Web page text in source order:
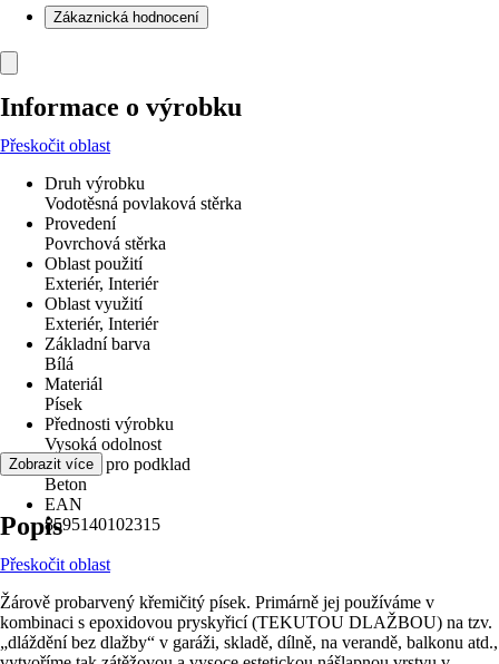
Zákaznická hodnocení
Informace o výrobku
Přeskočit oblast
Druh výrobku
Vodotěsná povlaková stěrka
Provedení
Povrchová stěrka
Oblast použití
Exteriér, Interiér
Oblast využití
Exteriér, Interiér
Základní barva
Bílá
Materiál
Písek
Přednosti výrobku
Vysoká odolnost
Vhodné pro podklad
Beton
EAN
8595140102315
Zobrazit více
Popis
Přeskočit oblast
Žárově probarvený křemičitý písek. Primárně jej používáme v
kombinaci s epoxidovou pryskyřicí (TEKUTOU DLAŽBOU) na tzv.
„dláždění bez dlažby“ v garáži, skladě, dílně, na verandě, balkonu atd.,